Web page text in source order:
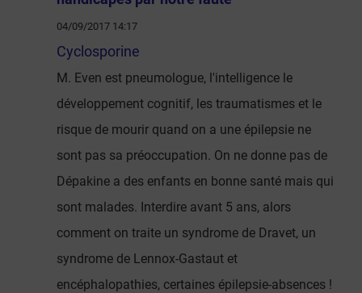
04/09/2017 14:17
Cyclosporine
M. Even est pneumologue, l'intelligence le
développement cognitif, les traumatismes et le
risque de mourir quand on a une épilepsie ne
sont pas sa préoccupation. On ne donne pas de
Dépakine a des enfants en bonne santé mais qui
sont malades. Interdire avant 5 ans, alors
comment on traite un syndrome de Dravet, un
syndrome de Lennox-Gastaut et
encéphalopathies, certaines épilepsie-absences !